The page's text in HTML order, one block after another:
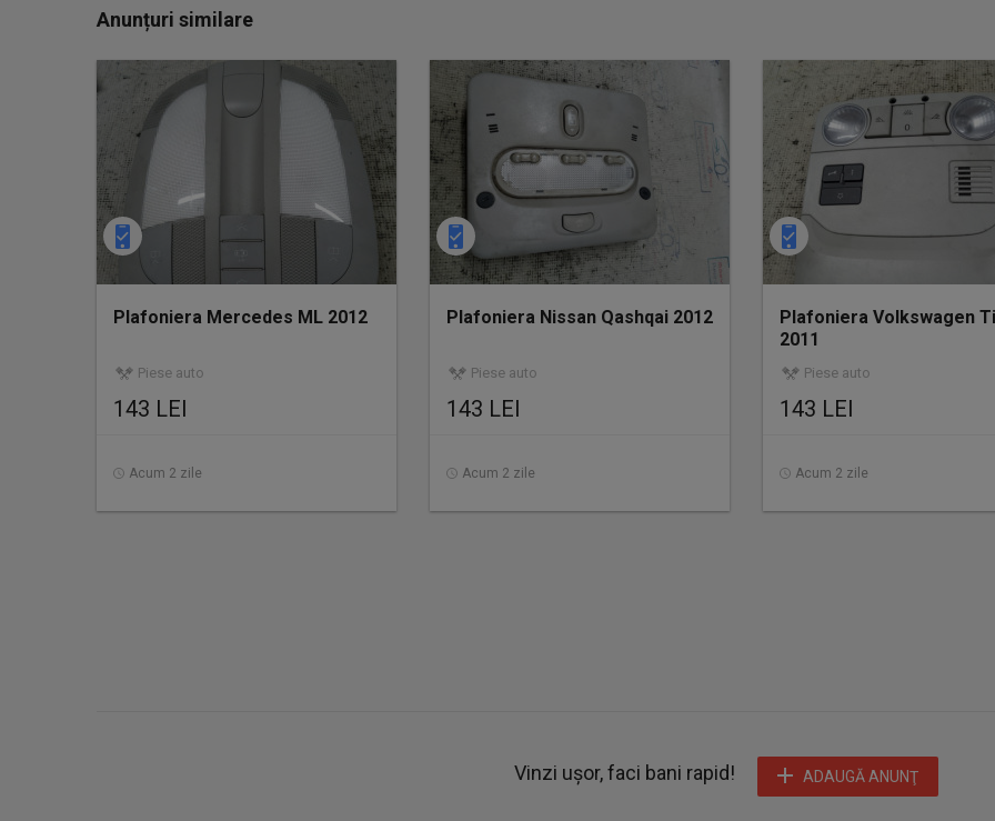
Anunțuri similare
Plafoniera Mercedes ML 2012
Piese auto
143 LEI
Acum 2 zile
Plafoniera Nissan Qashqai 2012
Piese auto
143 LEI
Acum 2 zile
Plafoniera Volkswagen
2011
Piese auto
143 LEI
Acum 2 zile
Vinzi ușor, faci bani rapid! ADAUGĂ ANUNŢ